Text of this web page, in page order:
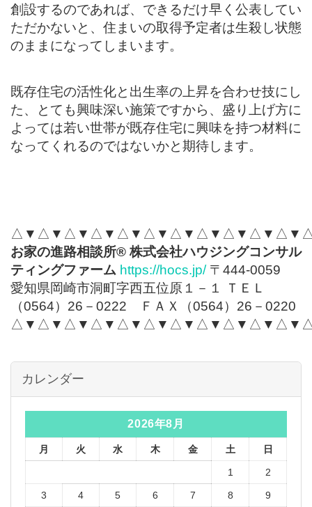
創設するのであれば、できるだけ早く公表してい
ただかないと、住まいの取得予定者は生殺し状態
のままになってしまいます。
既存住宅の活性化と出生率の上昇を合わせ技にし
た、とても興味深い施策ですから、盛り上げ方に
よっては若い世帯が既存住宅に興味を持つ材料に
なってくれるのではないかと期待します。
お家の進路相談所® 株式会社ハウジングコンサル
ティングファーム https://hocs.jp/〒444-0059
愛知県岡崎市洞町字西五位原１－１ ＴＥＬ
（0564）26－0222 ＦＡＸ（0564）26－0220
カレンダー
2026年8月
月 火 水 木 金 土 日
1 2
3 4 5 6 7 8 9